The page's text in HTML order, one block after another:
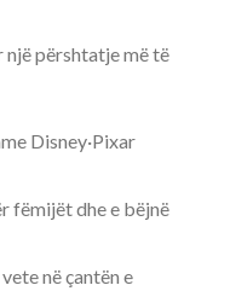
përshtatje më të
Disney·Pixar
fëmijët dhe e bëjnë
në çantën e